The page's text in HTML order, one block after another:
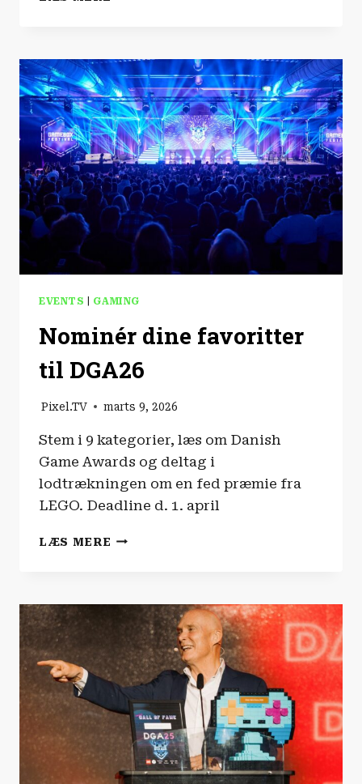
EVENTS GAMING
Nominér dine favoritter
til DGA26
Pixel.TV marts 9, 2026
Stem i 9 kategorier, læs om Danish
Game Awards og deltag i
lodtrækningen om en fed præmie fra
LEGO. Deadline d. 1. april
LÆS MERE NOMINÉR
DGA26